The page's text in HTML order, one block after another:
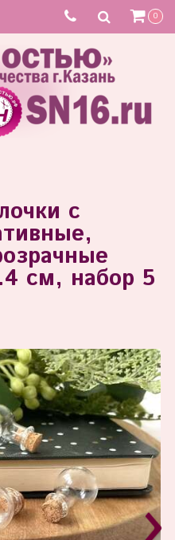
0
с
см, набор 5